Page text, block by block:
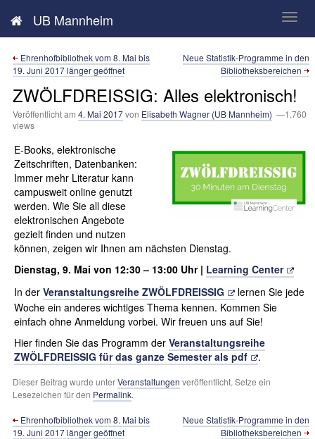
UB Mannheim
Neues aus der UB Mannheim
Ehrenhofbibliothek vom 8. Mai bis
19. Juni 2017 länger geöffnet
Neue Statistik-Programme in den
Bibliotheksbereichen
ZWÖLFDREISSIG: Alles elektronisch!
Veröffentlicht am 4. Mai 2017von Elisabeth Wagner (UB Mannheim) —1.760
views
E-Books, elektronische
Zeitschriften, Datenbanken:
Immer mehr Literatur kann
campusweit online genutzt
werden. Wie Sie all diese
elektronischen Angebote
gezielt finden und nutzen
können, zeigen wir Ihnen am nächsten Dienstag.
Dienstag, 9. Mai von 12:30 – 13:00 Uhr | Learning Center
In der Veranstaltungsreihe ZWÖLFDREISSIG
lernen Sie jede
Woche ein anderes wichtiges Thema kennen. Kommen Sie
einfach ohne Anmeldung vorbei. Wir freuen uns auf Sie!
Hier finden Sie das Programm der Veranstaltungsreihe
ZWÖLFDREISSIG für das ganze Semester als pdf
.
Dieser Beitrag wurde unterVeranstaltungen veröffentlicht. Setze ein
Lesezeichen für den Permalink.
Ehrenhofbibliothek vom 8. Mai bis
19. Juni 2017 länger geöffnet
Neue Statistik-Programme in den
Bibliotheksbereichen